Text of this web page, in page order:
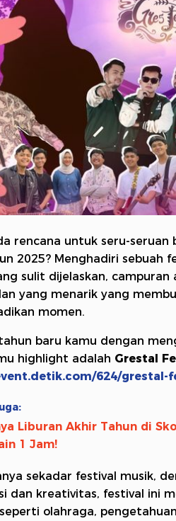
rencana untuk seru-
2025? Menghadiri sebuah
sulit dijelaskan,
yang menarik yang
momen.
baru kamu dengan
highlight adalah Grestal
624/grestal-
Liburan Akhir Tahun di
1 Jam!
sekadar festival musik,
dan kreativitas, festival ini
olahraga,